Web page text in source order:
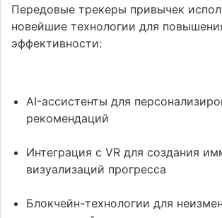
Передовые трекеры привычек
новейшие технологии для
эффективности:
AI-ассистенты для
рекомендаций
Интеграция с VR для создания
визуализаций прогресса
Блокчейн-технологии для